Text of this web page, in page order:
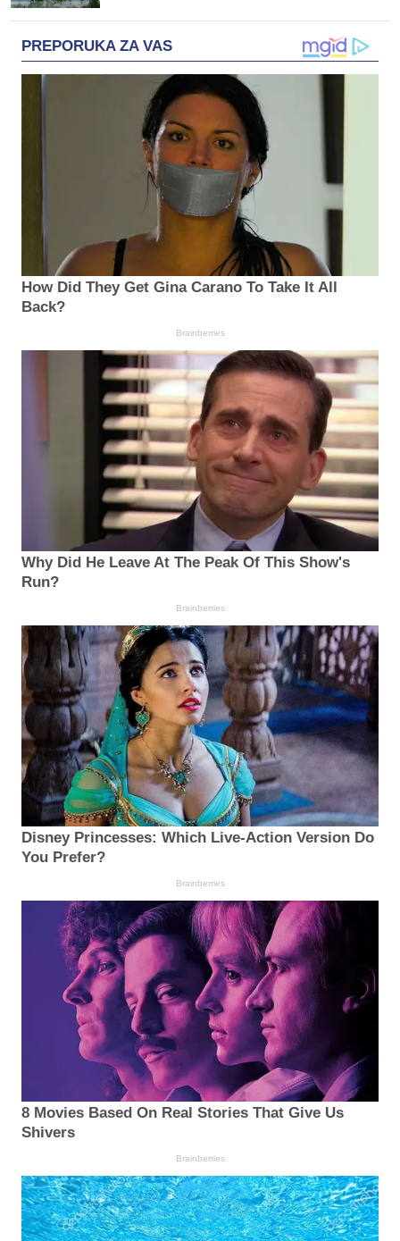
PREPORUKA ZA VAS
How Did They Get Gina Carano To Take It All
Back?
Brainberries
Why Did He Leave At The Peak Of This Show's
Run?
Brainberries
Disney Princesses: Which Live-Action Version Do
You Prefer?
Brainberries
8 Movies Based On Real Stories That Give Us
Shivers
Brainberries